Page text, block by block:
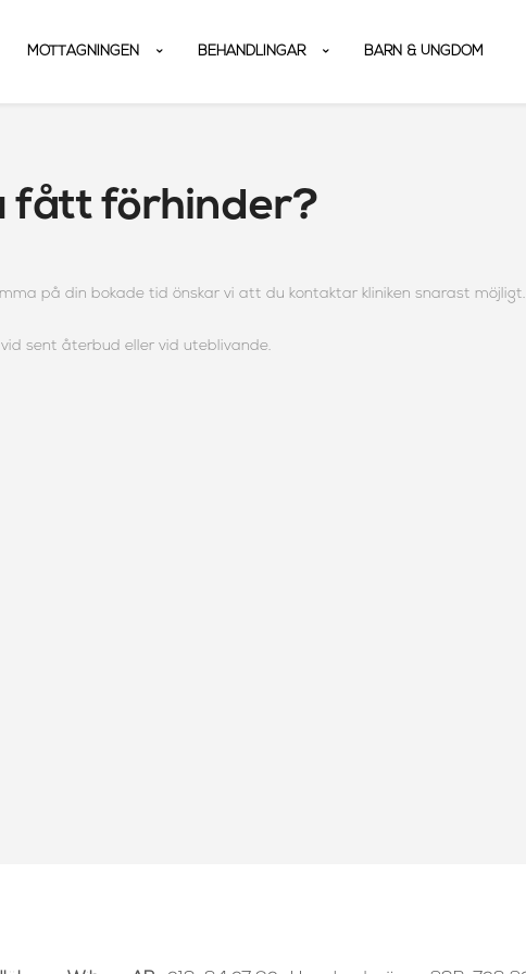
MOTTAGNINGEN BEHANDLINGAR BARN & UNGDOM
fått förhinder?
på din bokade tid önskar vi att du kontaktar kliniken snarast möjligt.
sent återbud eller vid uteblivande.